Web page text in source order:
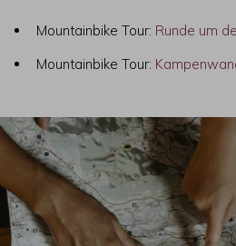
Mountainbike Tour: Runde um
Mountainbike Tour: